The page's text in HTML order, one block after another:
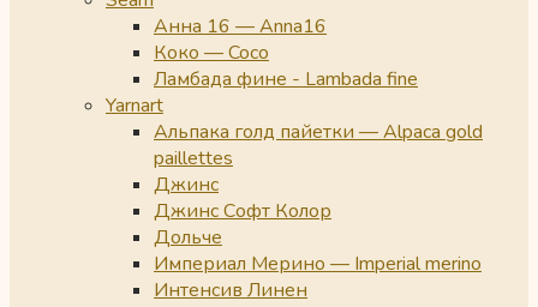
Анна 16 — Anna16
Коко — Coco
Ламбада фине - Lambada fine
Yarnart
Альпака голд пайетки — Alpaca gold
paillettes
Джинс
Джинс Софт Колор
Дольче
Империал Мерино — Imperial merino
Интенсив Линен